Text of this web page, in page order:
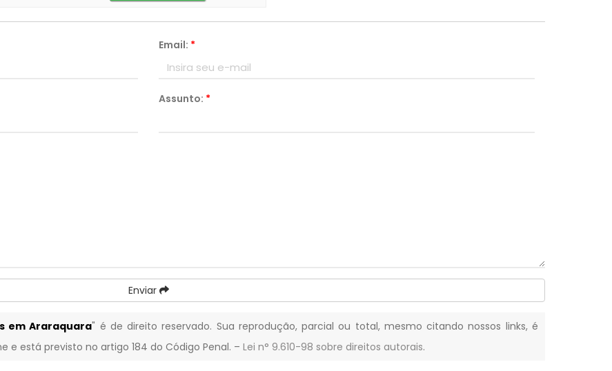
Email: *
Assunto: *
Enviar
em Araraquara" é de direito reservado. Sua reprodução, parcial ou total, mesmo citando nossos links, é
e está previsto no artigo 184 do Código Penal. –Lei n° 9.610-98 sobre direitos autorais.